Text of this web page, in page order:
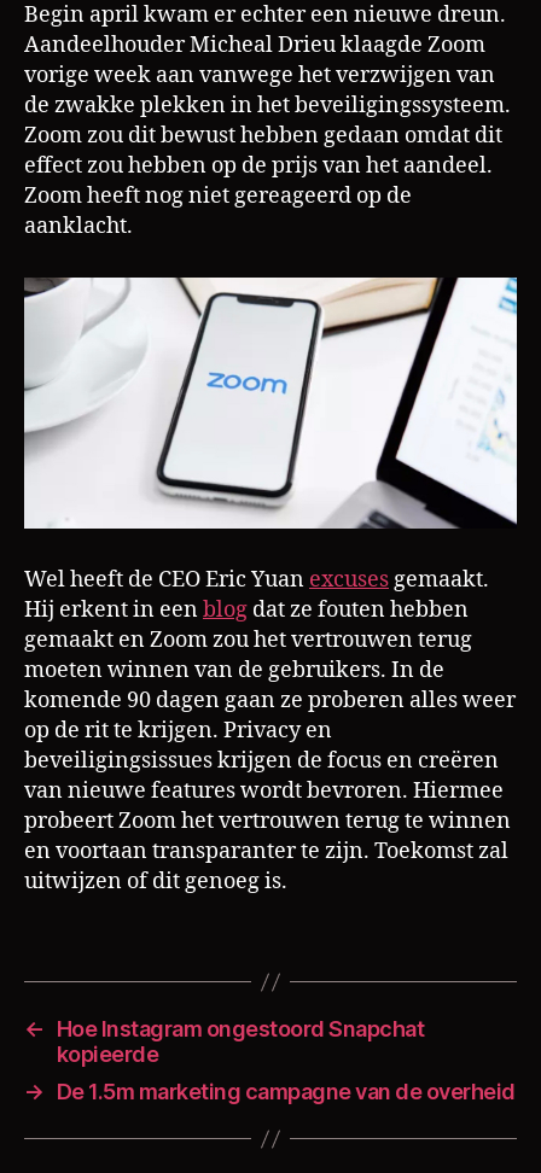
Begin april kwam er echter een nieuwe dreun.
Aandeelhouder Micheal Drieu klaagde Zoom
vorige week aan vanwege het verzwijgen van
de zwakke plekken in het beveiligingssysteem.
Zoom zou dit bewust hebben gedaan omdat dit
effect zou hebben op de prijs van het aandeel.
Zoom heeft nog niet gereageerd op de
aanklacht.
Wel heeft de CEO Eric Yuan excusesgemaakt.
Hij erkent in eenblog dat ze fouten hebben
gemaakt en Zoom zou het vertrouwen terug
moeten winnen van de gebruikers. In de
komende 90 dagen gaan ze proberen alles weer
op de rit te krijgen. Privacy en
beveiligingsissues krijgen de focus en creëren
van nieuwe features wordt bevroren. Hiermee
probeert Zoom het vertrouwen terug te winnen
en voortaan transparanter te zijn. Toekomst zal
uitwijzen of dit genoeg is.
C
O
V
ID
1
P
y,
Z
o
o
m
←
Hoe Instagram ongestoord Snapchat
kopieerde
→
De 1.5m marketing campagne van de overheid